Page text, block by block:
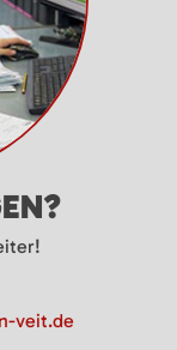
veit.de